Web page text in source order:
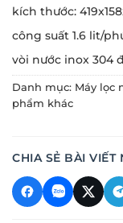
kích thước:
công suất 1.6 lit/
vòi nước inox 304
Danh mục: Máy lọc
phẩm khác
CHIA SẺ BÀI VIẾT